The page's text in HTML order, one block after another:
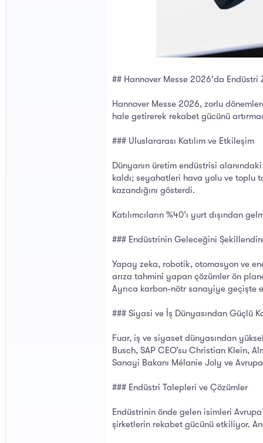
## Hannover Messe 2026'da Endüstri
Hannover Messe 2026, zorlu
hale getirerek rekabet gücünü
### Uluslararası Katılım ve Etkileşim
Dünyanın üretim endüstrisi
kaldı; seyahatleri hava yolu ve toplu
kazandığını gösterdi.
Katılımcıların %40’ı yurt dışından
### Endüstrinin Geleceğini
Yapay zeka, robotik, otomasyon ve
arıza tahmini yapan çözümler ön
Ayrıca karbon-nötr sanayiye geçişte
### Siyasi ve İş Dünyasından Güçlü
Fuar, iş ve siyaset dünyasından
Busch, SAP CEO’su Christian Klein,
Sanayi Bakanı Mélanie Joly ve
### Endüstri Talepleri ve Çözümler
Endüstrinin önde gelen isimleri
şirketlerin rekabet gücünü etkiliyor.